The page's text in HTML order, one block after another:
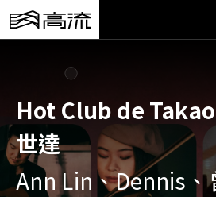
Hot Club de
世達
Ann Lin、Dennis、